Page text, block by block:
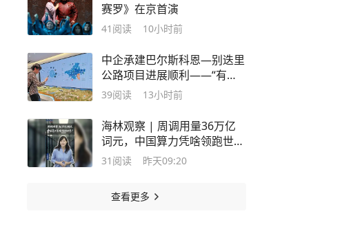
赛罗》在京首演
41 阅读 10小时前
中企承建巴尔斯科恩—别迭里
公路项目进展顺利——“有路
的地方，就有发展机遇”
39阅读 13小时前
海林观察 | 周调用量36万亿
词元，中国算力凭啥领跑世
界？
31 阅读 昨天09:20
查看更多